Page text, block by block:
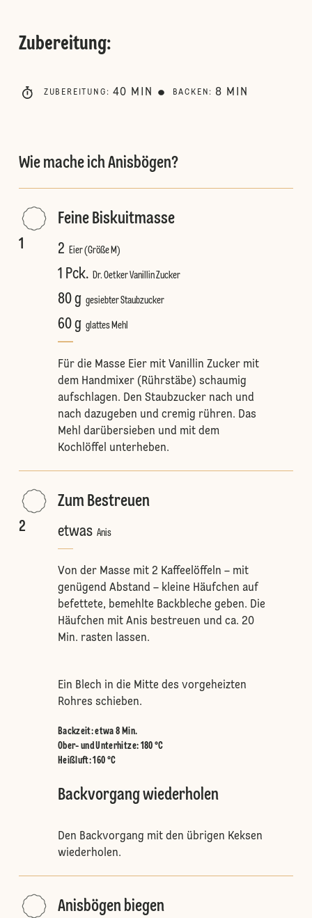
Zubereitung:
ZUBEREITUNG : 40 MIN BACKEN : 8 MIN
Wie mache ich Anisbögen?
1
Feine Biskuitmasse
2 Eier (Größe M)
1 Pck. Dr. Oetker Vanillin Zucker
80 g gesiebter Staubzucker
60 g glattes Mehl
Für die Masse Eier mit Vanillin Zucker mit
dem Handmixer (Rührstäbe) schaumig
aufschlagen. Den Staubzucker nach und
nach dazugeben und cremig rühren. Das
Mehl darübersieben und mit dem
Kochlöffel unterheben.
2
Zum Bestreuen
etwas Anis
Von der Masse mit 2 Kaffeelöffeln – mit
genügend Abstand – kleine Häufchen auf
befettete, bemehlte Backbleche geben. Die
Häufchen mit Anis bestreuen und ca. 20
Min. rasten lassen.
Ein Blech in die Mitte des vorgeheizten
Rohres schieben.
Backzeit: etwa 8 Min.
Ober- und Unterhitze: 180 °C
Heißluft:160 °C
Backvorgang wiederholen
Den Backvorgang mit den übrigen Keksen
wiederholen.
Anisbögen biegen